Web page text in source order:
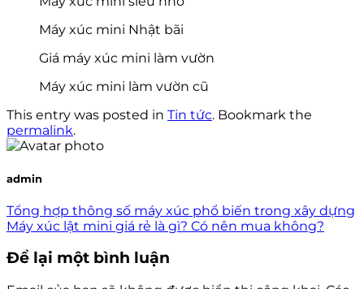
Máy xúc mini Nhật bãi
Giá máy xúc mini làm vườn
Máy xúc mini làm vườn cũ
This entry was posted in Tin tức. Bookmark the
permalink.
admin
Tổng hợp thông số máy xúc phổ biến trong xây dựng
Máy xúc lật mini giá rẻ là gì? Có nên mua không?
Để lại một bình luận